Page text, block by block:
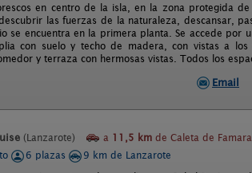
en centro de la isla, en la zona protegida
las fuerzas de la naturaleza, descansar,
se encuentra en la primera planta. Se accede por
con suelo y techo de madera, con vistas a
y terraza con hermosas vistas. Todos los
Email
(Lanzarote) a 11,5 km de Caleta de
6 plazas
9 km de Lanzarote